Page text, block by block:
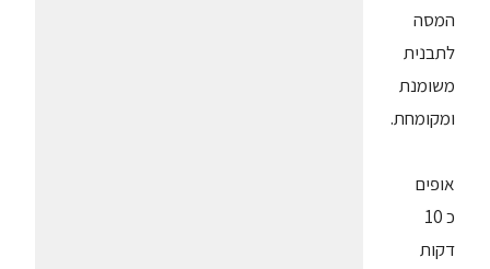
המסה
לתבנית
משומנת
ומקומחת.
אופים
כ 10
דקות